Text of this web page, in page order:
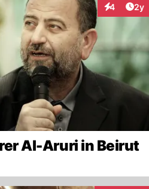
4 2y
Al-Aruri in Beirut